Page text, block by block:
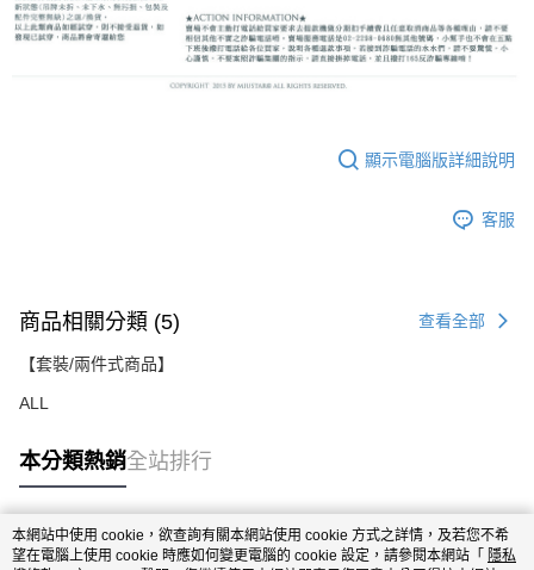
顯示電腦版詳細說明
客服
商品相關分類 (5) 查看全部
【套裝/兩件式商品】
ALL
本分類熱銷全站排行
熱門標籤
本網站中使用 cookie，欲查詢有關本網站使用 cookie 方式之詳情，及若您不希
望在電腦上使用 cookie 時應如何變更電腦的 cookie 設定，請參閱本網站「 隱私